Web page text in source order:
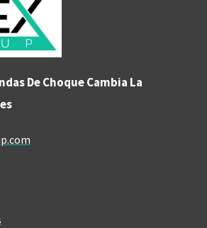
De Choque Cambia La